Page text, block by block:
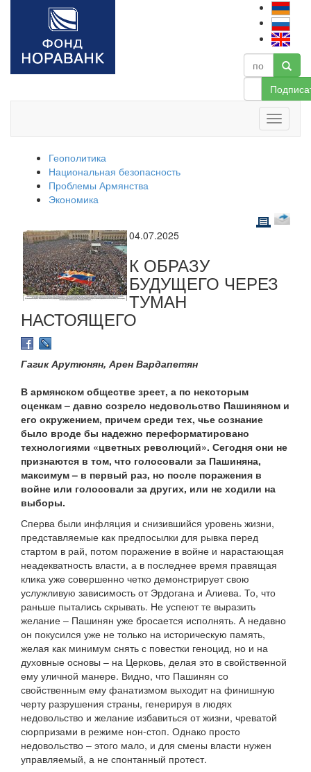
Геополитика
Национальная безопасность
Проблемы Армянства
Экономика
04.07.2025
К ОБРАЗУ
БУДУЩЕГО ЧЕРЕЗ
ТУМАН
НАСТОЯЩЕГО
Гагик Арутюнян, Арен Вардапетян
В армянском обществе зреет, а по некоторым
оценкам – давно созрело недовольство Пашиняном и
его окружением, причем среди тех, чье сознание
было вроде бы надежно переформатировано
технологиями «цветных революций». Сегодня они не
признаются в том, что голосовали за Пашиняна,
максимум – в первый раз, но после поражения в
войне или голосовали за других, или не ходили на
выборы.
Сперва были инфляция и снизившийся уровень жизни,
представляемые как предпосылки для рывка перед
стартом в рай, потом поражение в войне и нарастающая
неадекватность власти, а в последнее время правящая
клика уже совершенно четко демонстрирует свою
услужливую зависимость от Эрдогана и Алиева. То, что
раньше пытались скрывать. Не успеют те выразить
желание – Пашинян уже бросается исполнять. А недавно
он покусился уже не только на историческую память,
желая как минимум снять с повестки геноцид, но и на
духовные основы – на Церковь, делая это в свойственной
ему уличной манере. Видно, что Пашинян со
свойственным ему фанатизмом выходит на финишную
черту разрушения страны, генерируя в людях
недовольство и желание избавиться от жизни, чреватой
сюрпризами в режиме нон-стоп. Однако просто
недовольство – этого мало, и для смены власти нужен
управляемый, а не спонтанный протест.